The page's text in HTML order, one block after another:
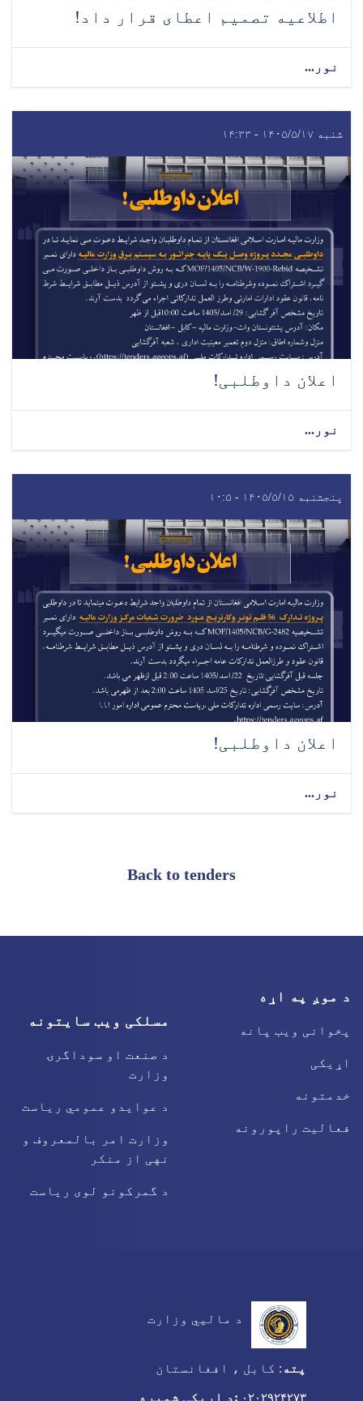
اطلاعیه تصمیم اعطای قرار داد!
نور...
شنبه ۱۴۰۵/۵/۱۷ - ۱۴:۳۳
اعلان داوطلبی!
نور...
پنجشنبه ۱۴۰۵/۵/۱۵ - ۱۰:۵
اعلان داوطلبی!
نور...
Back to tenders
د موږ په اړه
پخوانی ویب پانه
اړیکی
خدمتونه
فعالیت راپورونه
مسلکی ویب سایتونه
د صنعت او سوداگرۍ
وزارت
د عوایدو عمومي ریاست
وزارت امر بالمعروف و
نهی از منکر
د گمرکونو لوی ریاست
د مالیي وزارت
پته : کابل ، افغانستان
۰۲۰۲۹۲۴۲۷۳ :د اړیکی شمیره